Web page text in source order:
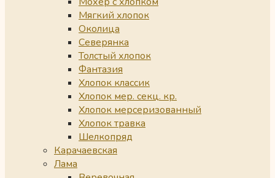
Мягкий хлопок
Околица
Северянка
Толстый хлопок
Фантазия
Хлопок классик
Хлопок мер. секц. кр.
Хлопок мерсеризованный
Хлопок травка
Шелкопряд
Карачаевская
Лама